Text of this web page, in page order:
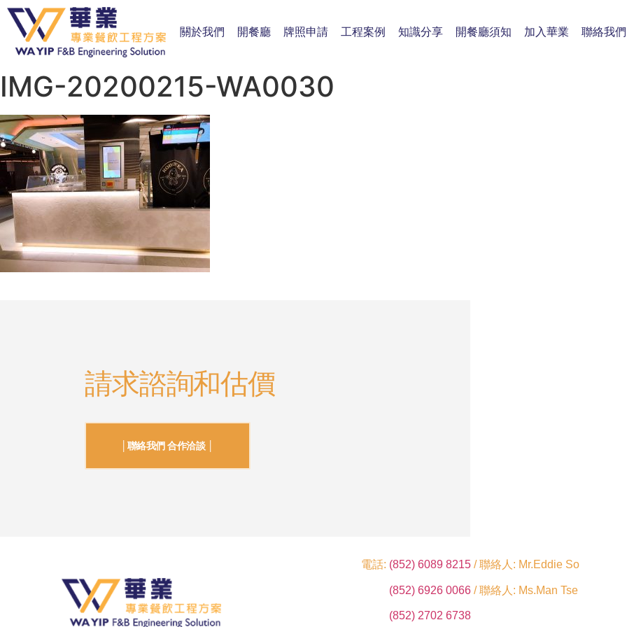
關於我們 開餐廳 牌照申請 工程案例 知識分享 開餐廳須知 加入華業 聯絡我們
IMG-20200215-WA0030
請求諮詢和估價
│聯絡我們 合作洽談 │
電話: (852) 6089 8215 / 聯絡人: Mr.Eddie So
(852) 6926 0066/ 聯絡人: Ms.Man Tse
(852) 2702 6738